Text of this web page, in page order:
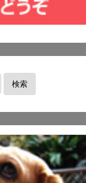
検索